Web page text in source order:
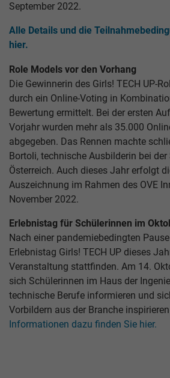
September 2022.
Alle Details und die
hier.
Role Models vor den Vorhang
Die Gewinnerin des Girls! TECH UP-
durch ein Online-Voting in
Bewertung ermittelt. Bei der ersten
Vorjahr wurden mehr als 35.000
abgegeben. Das Rennen machte
Bortoli, technische Ausbilderin bei der
Österreich. Auch dieses Jahr erfolgt
Auszeichnung im Rahmen des OVE
November 2022.
Erlebnistag für Schülerinnen im
Nach einer pandemiebedingten
Erlebnistag Girls! TECH UP dieses
Veranstaltung stattfinden. Am 14.
sich Schülerinnen im Haus der
technische Berufe informieren und
Vorbildern aus der Branche
Informationen dazu finden Sie hier.